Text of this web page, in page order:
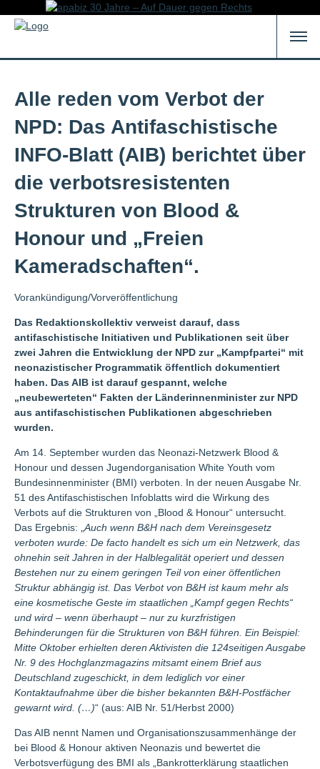
Alle reden vom Verbot der
NPD: Das Antifaschistische
INFO-Blatt (AIB) berichtet über
die verbotsresistenten
Strukturen von Blood &
Honour und „Freien
Kameradschaften“.
Vorankündigung/Vorveröffentlichung
Das Redaktionskollektiv verweist darauf, dass
antifaschistische Initiativen und Publikationen seit über
zwei Jahren die Entwicklung der NPD zur „Kampfpartei“ mit
neonazistischer Programmatik öffentlich dokumentiert
haben. Das AIB ist darauf gespannt, welche
„neubewerteten“ Fakten der Länderinnenminister zur NPD
aus antifaschistischen Publikationen abgeschrieben
wurden.
Am 14. September wurden das Neonazi-Netzwerk Blood &
Honour und dessen Jugendorganisation White Youth vom
Bundesinnenminister (BMI) verboten. In der neuen Ausgabe Nr.
51 des Antifaschistischen Infoblatts wird die Wirkung des
Verbots auf die Strukturen von „Blood & Honour“ untersucht.
Das Ergebnis: „ Auch wenn B&H nach dem Vereinsgesetz
verboten wurde: De facto handelt es sich um ein Netzwerk, das
ohnehin seit Jahren in der Halblegalität operiert und dessen
Bestehen nur zu einem geringen Teil von einer öffentlichen
Struktur abhängig ist. Das Verbot von B&H ist kaum mehr als
eine kosmetische Geste im staatlichen „Kampf gegen Rechts“
und wird – wenn überhaupt – nur zu kurzfristigen
Behinderungen für die Strukturen von B&H führen. Ein Beispiel:
Mitte Oktober erhielten deren Aktivisten die 124seitigen Ausgabe
Nr. 9 des Hochglanzmagazins mitsamt einem Brief aus
Deutschland zugeschickt, in dem lediglich vor einer
Kontaktaufnahme über die bisher bekannten B&H-Postfächer
gewarnt wird. (…)“ (aus: AIB Nr. 51/Herbst 2000)
Das AIB nennt Namen und Organisationszusammenhänge der
bei Blood & Honour aktiven Neonazis und bewertet die
Verbotsverfügung des BMI als „Bankrotterklärung staatlichen